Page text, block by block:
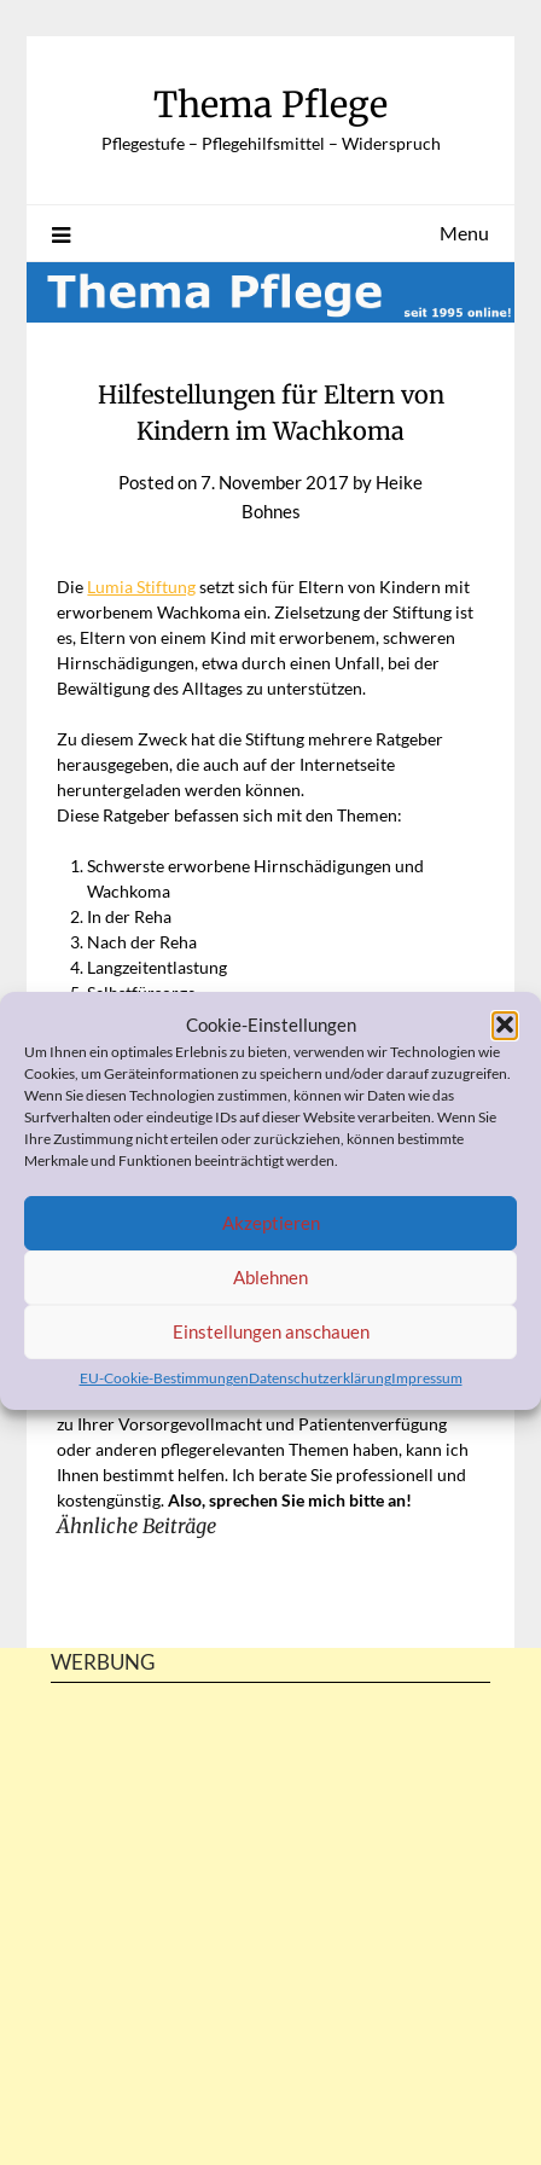
Cookie-Einstellungen
Um Ihnen ein optimales Erlebnis zu bieten, verwenden wir Technologien wie
Cookies, um Geräteinformationen zu speichern und/oder darauf zuzugreifen.
Wenn Sie diesen Technologien zustimmen, können wir Daten wie das
Surfverhalten oder eindeutige IDs auf dieser Website verarbeiten. Wenn Sie
Ihre Zustimmung nicht erteilen oder zurückziehen, können bestimmte
Merkmale und Funktionen beeinträchtigt werden.
Akzeptieren
Ablehnen
Einstellungen anschauen
EU-Cookie-BestimmungenDatenschutzerklärungImpressum
Thema Pflege
Pflegestufe – Pflegehilfsmittel – Widerspruch
Menu
Hilfestellungen für Eltern von
Kindern im Wachkoma
Posted on7. November 2017 by Heike
Bohnes
Die Lumia Stiftungsetzt sich für Eltern von Kindern mit
erworbenem Wachkoma ein. Zielsetzung der Stiftung ist
es, Eltern von einem Kind mit erworbenem, schweren
Hirnschädigungen, etwa durch einen Unfall, bei der
Bewältigung des Alltages zu unterstützen.
Zu diesem Zweck hat die Stiftung mehrere Ratgeber
herausgegeben, die auch auf der Internetseite
heruntergeladen werden können.
Diese Ratgeber befassen sich mit den Themen:
Schwerste erworbene Hirnschädigungen und
Wachkoma
In der Reha
Nach der Reha
Langzeitentlastung
Selbstfürsorge
Zwischen Hoffnung und Trauer
Geschwisterkinder
Den Überblick behalten
Diese acht Ratgeber können Sie direkt auf der Seite der
Lumia-Stiftung herunterladen, oder unter
info@lumiastiftung.de kostenlos bestellen.
Mit dem nachfolgenden Link kommen Sie direkt auf
die Ratgeberseite der Stiftung:
www.ratgeber.lumiastiftung.de
Wenn Sie Fragen zum Widerspruch, zur
Pflegeeinstufung, zur Organisation der häuslichen Pflege,
zu Ihrer Vorsorgevollmacht und Patientenverfügung
oder anderen pflegerelevanten Themen haben, kann ich
Ihnen bestimmt helfen. Ich berate Sie professionell und
kostengünstig.Also, sprechen Sie mich bitte an!
Ähnliche Beiträge
WERBUNG